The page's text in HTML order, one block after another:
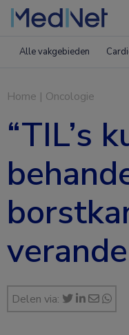
Alle vakgebieden
Home | Oncologie
“TIL’s
Delen via: